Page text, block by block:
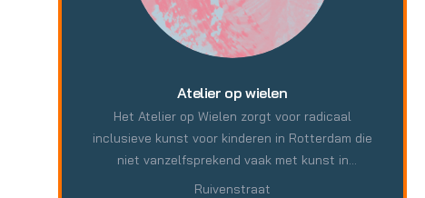
Atelier op wielen
Het Atelier op Wielen zorgt voor radicaal
inclusieve kunst voor kinderen in Rotterdam die
niet vanzelfsprekend vaak met kunst in
aanraking komen. Op een plein, tijdens een
Ruivenstraat